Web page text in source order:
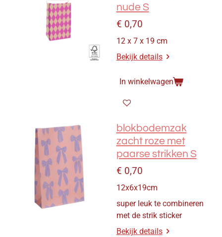
nude S
€ 0,70
12 x 7 x 19 cm
Bekijk details
In winkelwagen
blokbodemzak
zacht roze met
paarse strikken S
€ 0,70
12x6x19cm
super leuk te combineren
met de strik sticker
Bekijk details